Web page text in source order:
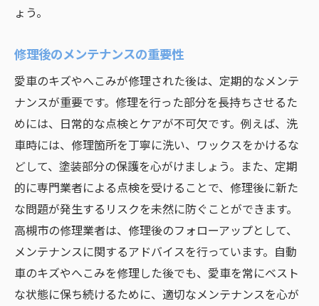
ょう。
修理後のメンテナンスの重要性
愛車のキズやへこみが修理された後は、定期的なメンテ
ナンスが重要です。修理を行った部分を長持ちさせるた
めには、日常的な点検とケアが不可欠です。例えば、洗
車時には、修理箇所を丁寧に洗い、ワックスをかけるな
どして、塗装部分の保護を心がけましょう。また、定期
的に専門業者による点検を受けることで、修理後に新た
な問題が発生するリスクを未然に防ぐことができます。
高槻市の修理業者は、修理後のフォローアップとして、
メンテナンスに関するアドバイスを行っています。自動
車のキズやへこみを修理した後でも、愛車を常にベスト
な状態に保ち続けるために、適切なメンテナンスを心が